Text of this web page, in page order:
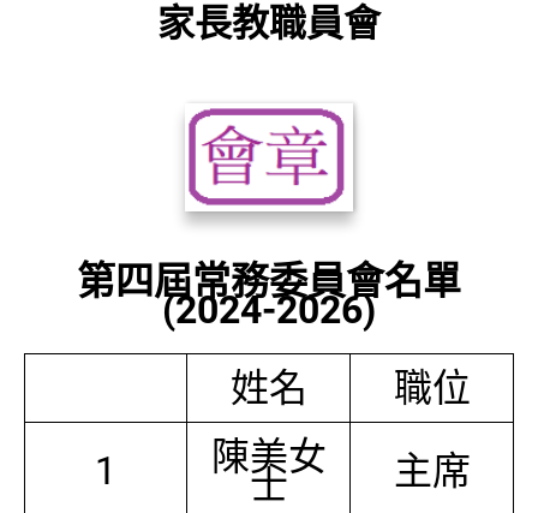
家長教職員會
第四屆常務委員會名單
(2024-2026)
姓名
職位
1
陳美女
士 主席